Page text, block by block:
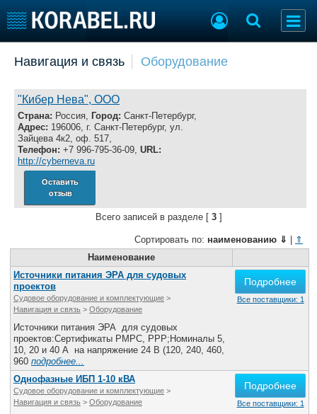
Пульс
Новости
Компании
Репутация
Работа
Крюинг
Журнал
Продажа флота
Оборудование
Изделия
Конференции
Выставки и семинары
Личности
Словарь
Галерея флота
Все службы
Навигация и связь Оборудование
"Кибер Нева", ООО
Страна: Россия, Город: Санкт-Петербург,
Адрес: 196006, г. Санкт-Петербург, ул.
Зайцева 4к2, оф. 517,
Телефон: +7 996-795-36-09, URL:
http://cyberneva.ru
Оставить
отзыв
Всего записей в разделе [ 3]
Сортировать по: наименованию ⇓
⇑
Наименование
Источники питания ЭРА для судовых
проектов
Судовое оборудование и комплектующие >
Навигация и связь > Оборудование
Источники питания ЭРА для судовых
проектов:Сертификаты РМРС, РРР;Номиналы 5,
10, 20 и 40 А на напряжение 24 В (120, 240, 460,
960 подробнее...
Подробнее
Все поставщики: 1
Однофазные ИБП 1-10 кВА
Судовое оборудование и комплектующие >
Навигация и связь > Оборудование
Подробнее
Все поставщики: 1